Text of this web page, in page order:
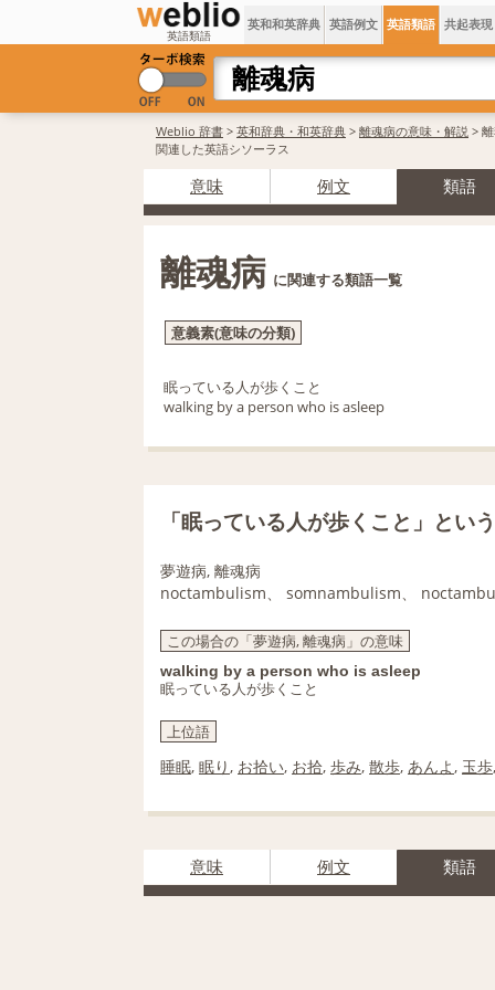
英語類語
英和和英辞典 英語例文 英語類語 共起表現
Weblio 辞書 > 英和辞典・和英辞典 > 離魂病の意味・解説 >
関連した英語シソーラス
意味 例文 類語
離魂病 に関連する類語一覧
意義素(意味の分類)
眠っている人が歩くこと
walking by a person who is asleep
「眠っている人が歩くこと」とい
夢遊病, 離魂病
noctambulism、 somnambulism、
この場合の「夢遊病, 離魂病」の意味
walking by a person who is asleep
眠っている人が歩くこと
上位語
睡眠, 眠り, お拾い, お拾, 歩み, 散歩, あんよ, 玉歩
意味 例文 類語